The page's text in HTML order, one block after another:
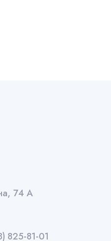
74 А
825-81-01